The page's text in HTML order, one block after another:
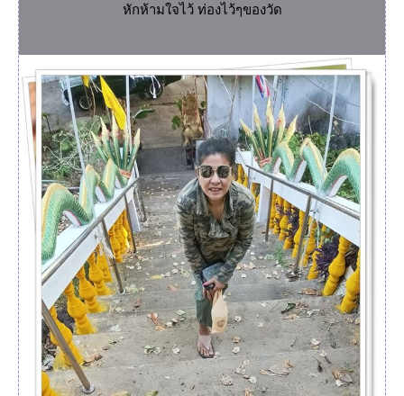
หักห้ามใจไว้ ท่องไว้ๆของวัด